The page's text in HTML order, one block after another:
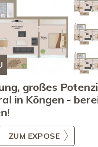
großes
in Köngen -
ZUM EXPOSE